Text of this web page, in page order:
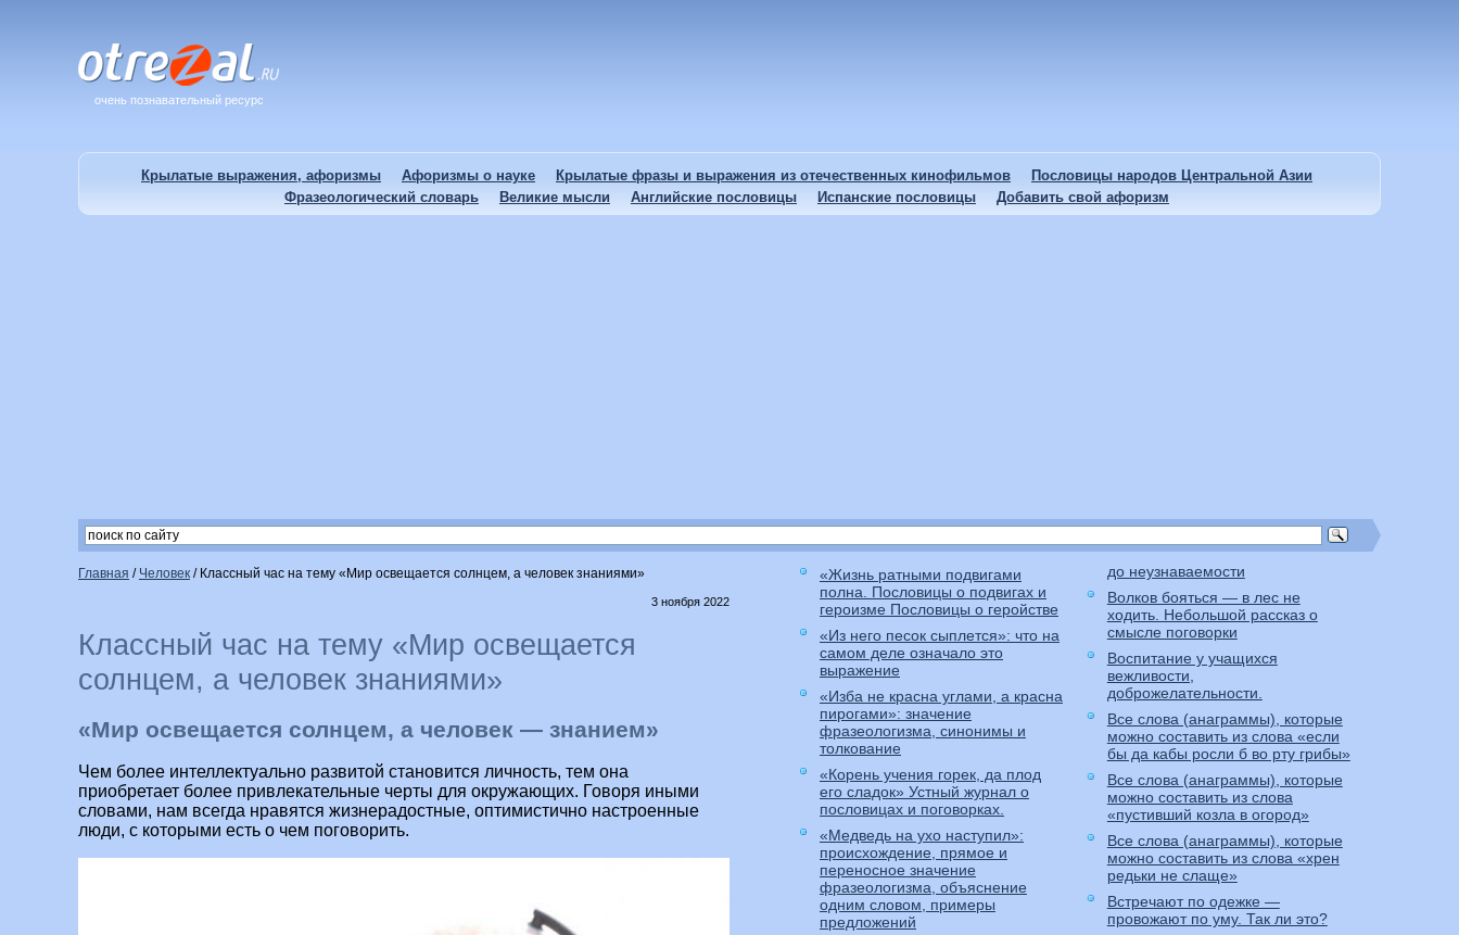
очень познавательный ресурс
Крылатые выражения, афоризмы Афоризмы о науке Крылатые фразы и выражения из отечественных кинофильмов
Пословицы народов Центральной Азии
Фразеологический словарь
Великие мысли Английские пословицы Испанские пословицы Добавить свой афоризм
Главная / Человек / Классный час на тему «Мир освещается солнцем, а человек знаниями»
3 ноября 2022
Классный час на тему «Мир освещается
солнцем, а человек знаниями»
«Мир освещается солнцем, а человек — знанием»
Чем более интеллектуально развитой становится личность, тем она
приобретает более привлекательные черты для окружающих. Говоря иными
словами, нам всегда нравятся жизнерадостные, оптимистично настроенные
люди, с которыми есть о чем поговорить.
«Жизнь ратными подвигами
полна. Пословицы о подвигах и
героизме Пословицы о геройстве
«Из него песок сыплется»: что на
самом деле означало это
выражение
«Изба не красна углами, а красна
пирогами»: значение
фразеологизма, синонимы и
толкование
«Корень учения горек, да плод
его сладок» Устный журнал о
пословицах и поговорках.
«Медведь на ухо наступил»:
происхождение, прямое и
переносное значение
фразеологизма, объяснение
одним словом, примеры
предложений
до неузнаваемости
Волков бояться — в лес не
ходить. Небольшой рассказ о
смысле поговорки
Воспитание у учащихся
вежливости,
доброжелательности.
Все слова (анаграммы), которые
можно составить из слова «если
бы да кабы росли б во рту грибы»
Все слова (анаграммы), которые
можно составить из слова
«пустивший козла в огород»
Все слова (анаграммы), которые
можно составить из слова «хрен
редьки не слаще»
Встречают по одежке —
провожают по уму. Так ли это?